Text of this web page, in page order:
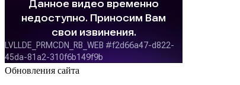
Обновления сайта